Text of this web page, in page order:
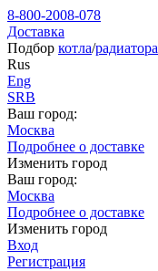
8-800-2008-078
Доставка
Подбор котла/радиатора
Rus
Eng
SRB
Ваш город:
Москва
Подробнее о доставке
Изменить город
Ваш город:
Москва
Подробнее о доставке
Изменить город
Вход
Регистрация